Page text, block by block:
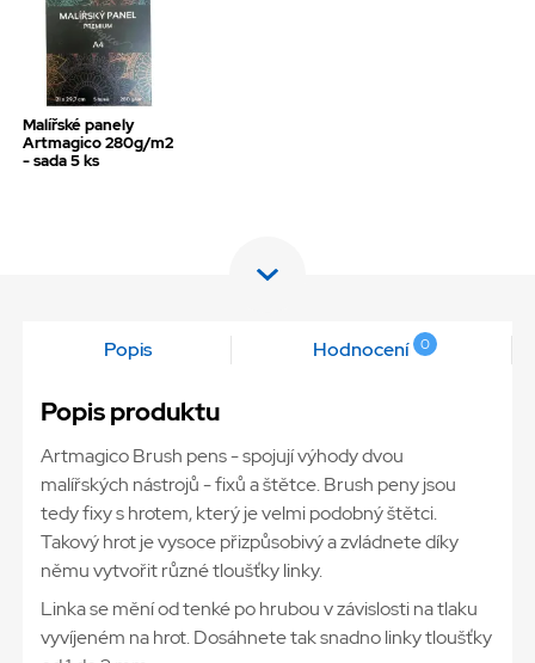
Malířské panely
Artmagico 280g/m2
- sada 5 ks
Popis Hodnocení 0
Popis produktu
Artmagico Brush pens - spojují výhody dvou
malířských nástrojů - fixů a štětce. Brush peny jsou
tedy fixy s hrotem, který je velmi podobný štětci.
Takový hrot je vysoce přizpůsobivý a zvládnete díky
němu vytvořit různé tloušťky linky.
Linka se mění od tenké po hrubou v závislosti na tlaku
vyvíjeném na hrot. Dosáhnete tak snadno linky tloušťky